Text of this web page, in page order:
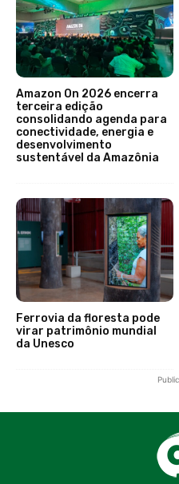
Amazon On 2026 encerra
terceira edição
consolidando agenda para
conectividade, energia e
desenvolvimento
sustentável da Amazônia
Ferrovia da floresta pode
virar patrimônio mundial
da Unesco